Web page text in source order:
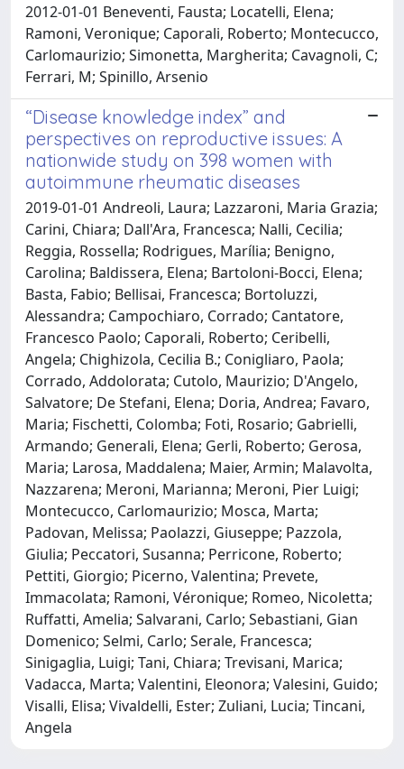
2012-01-01 Beneventi, Fausta; Locatelli, Elena;
Ramoni, Veronique; Caporali, Roberto; Montecucco,
Carlomaurizio; Simonetta, Margherita; Cavagnoli, C;
Ferrari, M; Spinillo, Arsenio
“Disease knowledge index” and
perspectives on reproductive issues: A
nationwide study on 398 women with
autoimmune rheumatic diseases
2019-01-01 Andreoli, Laura; Lazzaroni, Maria Grazia;
Carini, Chiara; Dall'Ara, Francesca; Nalli, Cecilia;
Reggia, Rossella; Rodrigues, Marília; Benigno,
Carolina; Baldissera, Elena; Bartoloni-Bocci, Elena;
Basta, Fabio; Bellisai, Francesca; Bortoluzzi,
Alessandra; Campochiaro, Corrado; Cantatore,
Francesco Paolo; Caporali, Roberto; Ceribelli,
Angela; Chighizola, Cecilia B.; Conigliaro, Paola;
Corrado, Addolorata; Cutolo, Maurizio; D'Angelo,
Salvatore; De Stefani, Elena; Doria, Andrea; Favaro,
Maria; Fischetti, Colomba; Foti, Rosario; Gabrielli,
Armando; Generali, Elena; Gerli, Roberto; Gerosa,
Maria; Larosa, Maddalena; Maier, Armin; Malavolta,
Nazzarena; Meroni, Marianna; Meroni, Pier Luigi;
Montecucco, Carlomaurizio; Mosca, Marta;
Padovan, Melissa; Paolazzi, Giuseppe; Pazzola,
Giulia; Peccatori, Susanna; Perricone, Roberto;
Pettiti, Giorgio; Picerno, Valentina; Prevete,
Immacolata; Ramoni, Véronique; Romeo, Nicoletta;
Ruffatti, Amelia; Salvarani, Carlo; Sebastiani, Gian
Domenico; Selmi, Carlo; Serale, Francesca;
Sinigaglia, Luigi; Tani, Chiara; Trevisani, Marica;
Vadacca, Marta; Valentini, Eleonora; Valesini, Guido;
Visalli, Elisa; Vivaldelli, Ester; Zuliani, Lucia; Tincani,
Angela